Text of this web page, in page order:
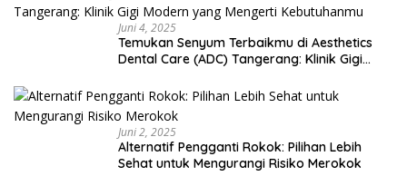
Juni 4, 2025
Temukan Senyum Terbaikmu di Aesthetics
Dental Care (ADC) Tangerang: Klinik Gigi
Juni 2, 2025
Alternatif Pengganti Rokok: Pilihan Lebih
Sehat untuk Mengurangi Risiko Merokok